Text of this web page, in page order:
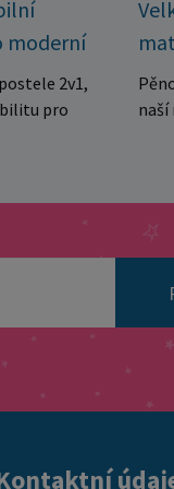
moderní
2v1,
pro
navrženy s
z
na dvě
naší